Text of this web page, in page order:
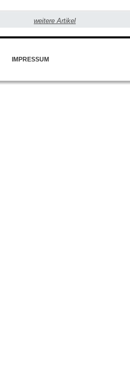
weitere Artikel
IMPRESSUM